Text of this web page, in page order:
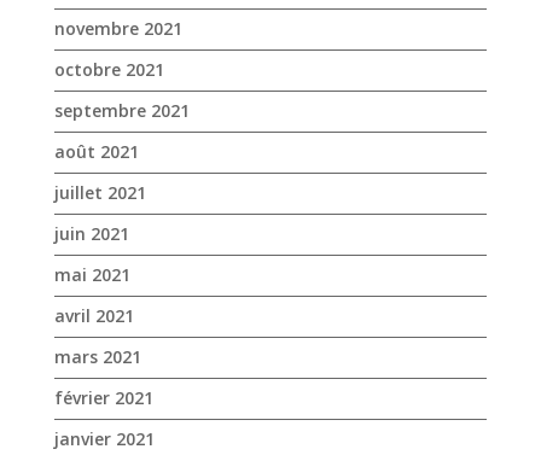
novembre 2021
octobre 2021
septembre 2021
août 2021
juillet 2021
juin 2021
mai 2021
avril 2021
mars 2021
février 2021
janvier 2021